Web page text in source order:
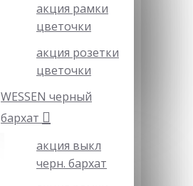
акция рамки
цветочки
акция розетки
цветочки
WESSEN черный
бархат
акция выкл
черн. бархат